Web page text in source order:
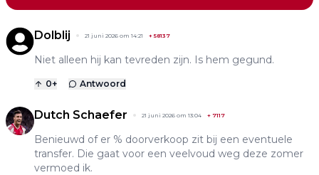
Dolblij 21 juni 2026 om 14:21 + 58137
Niet alleen hij kan tevreden zijn. Is hem gegund.
0+ Antwoord
Dutch Schaefer 21 juni 2026 om 13:04 + 7117
Benieuwd of er % doorverkoop zit bij een eventuele
transfer. Die gaat voor een veelvoud weg deze zomer
vermoed ik.